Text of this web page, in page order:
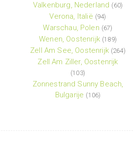
Valkenburg, Nederland (60)
Verona, Italië (94)
Warschau, Polen (67)
Wenen, Oostenrijk (189)
Zell Am See, Oostenrijk (264)
Zell Am Ziller, Oostenrijk
(103)
Zonnestrand Sunny Beach,
Bulgarije (106)